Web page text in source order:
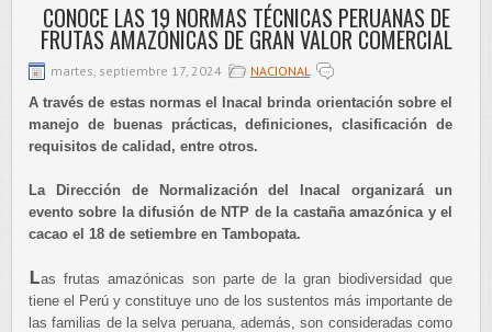
CONOCE LAS 19 NORMAS TÉCNICAS PERUANAS DE
FRUTAS AMAZÓNICAS DE GRAN VALOR COMERCIAL
martes, septiembre 17, 2024
NACIONAL
A través de estas normas el Inacal brinda orientación sobre el
manejo de buenas prácticas, definiciones, clasificación de
requisitos de calidad, entre otros.
La Dirección de Normalización del Inacal organizará un
evento sobre la difusión de NTP de la castaña amazónica y el
cacao el 18 de setiembre en Tambopata.
Las frutas amazónicas son parte de la gran biodiversidad que
tiene el Perú y constituye uno de los sustentos más importante de
las familias de la selva peruana, además, son consideradas como